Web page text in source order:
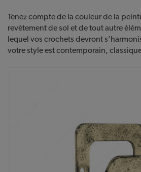
Tenez compte de la couleur de la
revêtement de sol et de tout autre
lequel vos crochets devront
votre style est contemporain,